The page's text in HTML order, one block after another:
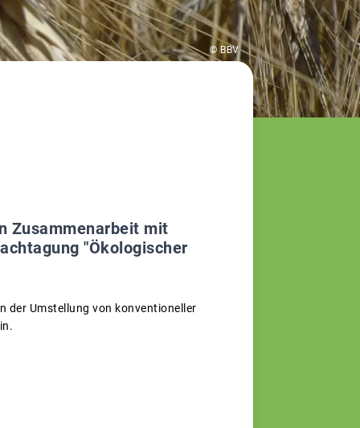
© BBV
Zusammenarbeit mit
"Ökologischer
der Umstellung von konventioneller